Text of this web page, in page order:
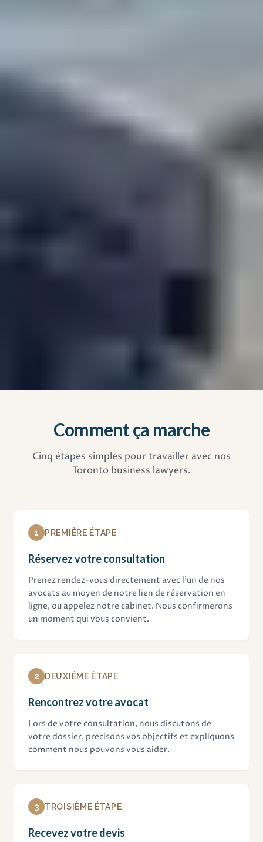
Comment ça marche
Cinq étapes simples pour travailler avec nos
Toronto business lawyers.
1 PREMIÈRE ÉTAPE
Réservez votre consultation
Prenez rendez-vous directement avec l'un de nos
avocats au moyen de notre lien de réservation en
ligne, ou appelez notre cabinet. Nous confirmerons
un moment qui vous convient.
2 DEUXIÈME ÉTAPE
Rencontrez votre avocat
Lors de votre consultation, nous discutons de
votre dossier, précisons vos objectifs et expliquons
comment nous pouvons vous aider.
3 TROISIÈME ÉTAPE
Recevez votre devis